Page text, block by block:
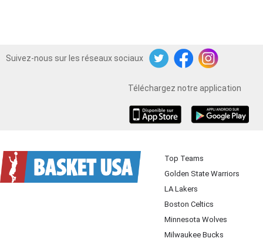
Suivez-nous sur les réseaux sociaux
TwitterFacebookInstagram
Téléchargez notre application
Top Teams
Golden State Warriors
LA Lakers
Boston Celtics
Minnesota Wolves
Milwaukee Bucks